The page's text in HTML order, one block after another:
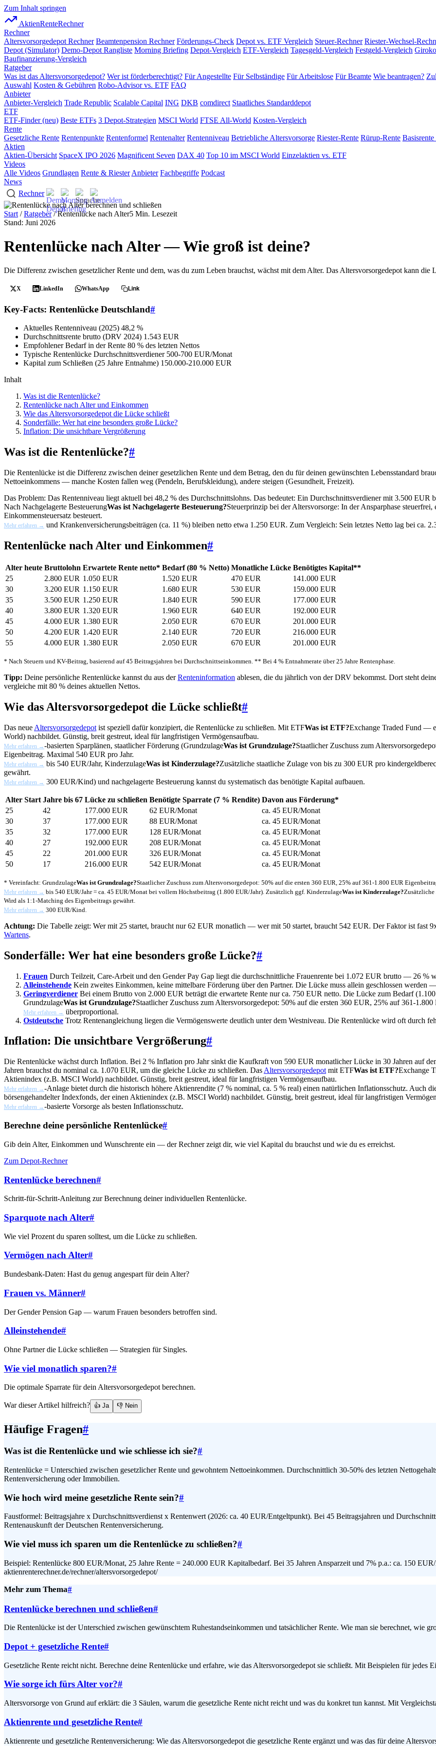
Zum Inhalt springen
AktienRenteRechner
Rechner
Altersvorsorgedepot Rechner Beamtenpension Rechner Förderungs-Check Depot vs. ETF Vergleich Steuer-Rechner Riester-Wechsel-
Depot (Simulator) Demo-Depot Rangliste Morning Briefing Depot-Vergleich ETF-Vergleich Tagesgeld-Vergleich Festgeld-Vergleich
Baufinanzierung-Vergleich
Ratgeber
Was ist das Altersvorsorgedepot? Wer ist förderberechtigt? Für Angestellte Für Selbständige Für Arbeitslose Für Beamte Wie beantragen?
Auswahl Kosten & Gebühren Robo-Advisor vs. ETF FAQ
Anbieter
Anbieter-Vergleich Trade Republic Scalable Capital ING DKB comdirect Staatliches Standarddepot
ETF
ETF-Finder (neu) Beste ETFs 3 Depot-Strategien MSCI World FTSE All-World Kosten-Vergleich
Rente
Gesetzliche Rente Rentenpunkte Rentenformel Rentenalter Rentenniveau Betriebliche Altersvorsorge Riester-Rente Rürup-Rente
Aktien
Aktien-Übersicht SpaceX IPO 2026 Magnificent Seven DAX 40 Top 10 im MSCI World Einzelaktien vs. ETF
Videos
Alle Videos Grundlagen Rente & Riester Anbieter Fachbegriffe Podcast
News
Rechner
Start /Ratgeber/ Rentenlücke nach Alter5 Min. Lesezeit
Stand: Juni 2026
Rentenlücke nach Alter — Wie groß ist deine?
Die Differenz zwischen gesetzlicher Rente und dem, was du zum Leben brauchst, wächst mit dem Alter. Das Altersvorsorgedepot kann die
X LinkedIn WhatsApp Link
Key-Facts: Rentenlücke Deutschland#
Aktuelles Rentenniveau (2025) 48,2 %
Durchschnittsrente brutto (DRV 2024) 1.543 EUR
Empfohlener Bedarf in der Rente 80 % des letzten Nettos
Typische Rentenlücke Durchschnittsverdiener 500-700 EUR/Monat
Kapital zum Schließen (25 Jahre Entnahme) 150.000-210.000 EUR
Inhalt
Was ist die Rentenlücke?
Rentenlücke nach Alter und Einkommen
Wie das Altersvorsorgedepot die Lücke schließt
Sonderfälle: Wer hat eine besonders große Lücke?
Inflation: Die unsichtbare Vergrößerung
Was ist die Rentenlücke?#
Die Rentenlücke ist die Differenz zwischen deiner gesetzlichen Rente und dem Betrag, den du für deinen gewünschten Lebensstandard
Nettoeinkommens — manche Kosten fallen weg (Pendeln, Berufskleidung), andere steigen (Gesundheit, Freizeit).
Das Problem: Das Rentenniveau liegt aktuell bei 48,2 % des Durchschnittslohns. Das bedeutet: Ein Durchschnittsverdiener mit 3.500
Nach Nachgelagerte BesteuerungWas ist Nachgelagerte Besteuerung?Steuerprinzip bei der Altersvorsorge: In der Ansparphase
Einkommensteuersatz besteuert.
Mehr erfahren → und Krankenversicherungsbeiträgen (ca. 11 %) bleiben netto etwa 1.250 EUR. Zum Vergleich: Sein letztes Netto lag bei
Rentenlücke nach Alter und Einkommen#
Alter heute Bruttolohn Erwartete Rente netto* Bedarf (80 % Netto) Monatliche Lücke Benötigtes Kapital**
25
2.800 EUR 1.050 EUR 1.520 EUR 470 EUR
141.000 EUR
30
3.200 EUR 1.150 EUR 1.680 EUR 530 EUR
159.000 EUR
35
3.500 EUR 1.250 EUR 1.840 EUR 590 EUR
177.000 EUR
40
3.800 EUR 1.320 EUR 1.960 EUR 640 EUR
192.000 EUR
45
4.000 EUR 1.380 EUR 2.050 EUR 670 EUR
201.000 EUR
50
4.200 EUR 1.420 EUR 2.140 EUR 720 EUR
216.000 EUR
55
4.000 EUR 1.380 EUR 2.050 EUR 670 EUR 201.000 EUR
* Nach Steuern und KV-Beitrag, basierend auf 45 Beitragsjahren bei Durchschnittseinkommen. ** Bei 4 % Entnahmerate über 25 Jahre Rentenphase.
Tipp: Deine persönliche Rentenlücke kannst du aus derRenteninformation ablesen, die du jährlich von der DRV bekommst. Dort steht
vergleiche mit 80 % deines aktuellen Nettos.
Wie das Altersvorsorgedepot die Lücke schließt#
Das neue Altersvorsorgedepot ist speziell dafür konzipiert, die Rentenlücke zu schließen. Mit ETFWas ist ETF?Exchange Traded Fund —
World) nachbildet. Günstig, breit gestreut, ideal für langfristigen Vermögensaufbau.
Mehr erfahren →-basierten Sparplänen, staatlicher Förderung (GrundzulageWas ist Grundzulage?Staatlicher Zuschuss zum
Eigenbeitrag. Maximal 540 EUR pro Jahr.
Mehr erfahren → bis 540 EUR/Jahr, KinderzulageWas ist Kinderzulage?Zusätzliche staatliche Zulage von bis zu 300 EUR pro
gewährt.
Mehr erfahren → 300 EUR/Kind) und nachgelagerte Besteuerung kannst du systematisch das benötigte Kapital aufbauen.
Alter Start Jahre bis 67 Lücke zu schließen Benötigte Sparrate (7 % Rendite) Davon aus Förderung*
25
42 177.000 EUR 62 EUR/Monat
ca. 45 EUR/Monat
30
37 177.000 EUR 88 EUR/Monat
ca. 45 EUR/Monat
35
32 177.000 EUR 128 EUR/Monat
ca. 45 EUR/Monat
40
27 192.000 EUR 208 EUR/Monat
ca. 45 EUR/Monat
45
22 201.000 EUR 326 EUR/Monat
ca. 45 EUR/Monat
50
17 216.000 EUR 542 EUR/Monat ca. 45 EUR/Monat
* Vereinfacht: GrundzulageWas ist Grundzulage?Staatlicher Zuschuss zum Altersvorsorgedepot: 50% auf die ersten 360 EUR, 25% auf 361-1.800 EUR
Mehr erfahren → bis 540 EUR/Jahr = ca. 45 EUR/Monat bei vollem Höchstbeitrag (1.800 EUR/Jahr). Zusätzlich ggf. KinderzulageWas ist Kinderzulage?
Wird als 1:1-Matching des Eigenbeitrags gewährt.
Mehr erfahren → 300 EUR/Kind.
Achtung: Die Tabelle zeigt: Wer mit 25 startet, braucht nur 62 EUR monatlich — wer mit 50 startet, braucht 542 EUR. Der Faktor ist fast
Wartens.
Sonderfälle: Wer hat eine besonders große Lücke?#
Frauen Durch Teilzeit, Care-Arbeit und den Gender Pay Gap liegt die durchschnittliche Frauenrente bei 1.072 EUR brutto — 26 %
Alleinstehende Kein zweites Einkommen, keine mittelbare Förderung über den Partner. Die Lücke muss allein geschlossen werden
Geringverdiener Bei einem Brutto von 2.000 EUR beträgt die erwartete Rente nur ca. 750 EUR netto. Die Lücke zum Bedarf
GrundzulageWas ist Grundzulage?Staatlicher Zuschuss zum Altersvorsorgedepot: 50% auf die ersten 360 EUR, 25% auf 361-
Mehr erfahren → überproportional.
Ostdeutsche Trotz Rentenangleichung liegen die Vermögenswerte deutlich unter dem Westniveau. Die Rentenlücke wird oft durch
Inflation: Die unsichtbare Vergrößerung#
Die Rentenlücke wächst durch Inflation. Bei 2 % Inflation pro Jahr sinkt die Kaufkraft von 590 EUR monatlicher Lücke in 30 Jahren auf
Jahren brauchst du nominal ca. 1.070 EUR, um die gleiche Lücke zu schließen. Das Altersvorsorgedepot mit ETFWas ist ETF?Exchange
Aktienindex (z.B. MSCI World) nachbildet. Günstig, breit gestreut, ideal für langfristigen Vermögensaufbau.
Mehr erfahren →-Anlage bietet durch die historisch höhere Aktienrendite (7 % nominal, ca. 5 % real) einen natürlichen Inflationsschutz. Auch
börsengehandelter Indexfonds, der einen Aktienindex (z.B. MSCI World) nachbildet. Günstig, breit gestreut, ideal für langfristigen
Mehr erfahren →-basierte Vorsorge als besten Inflationsschutz.
Berechne deine persönliche Rentenlücke#
Gib dein Alter, Einkommen und Wunschrente ein — der Rechner zeigt dir, wie viel Kapital du brauchst und wie du es erreichst.
Zum Depot-Rechner
Rentenlücke berechnen#
Schritt-für-Schritt-Anleitung zur Berechnung deiner individuellen Rentenlücke.
Sparquote nach Alter#
Wie viel Prozent du sparen solltest, um die Lücke zu schließen.
Vermögen nach Alter#
Bundesbank-Daten: Hast du genug angespart für dein Alter?
Frauen vs. Männer#
Der Gender Pension Gap — warum Frauen besonders betroffen sind.
Alleinstehende#
Ohne Partner die Lücke schließen — Strategien für Singles.
Wie viel monatlich sparen?#
Die optimale Sparrate für dein Altersvorsorgedepot berechnen.
War dieser Artikel hilfreich? 👍 Ja 👎 Nein
Häufige Fragen#
Was ist die Rentenlücke und wie schliesse ich sie?#
Rentenlücke = Unterschied zwischen gesetzlicher Rente und gewohntem Nettoeinkommen. Durchschnittlich 30-50% des letzten
Rentenversicherung oder Immobilien.
Wie hoch wird meine gesetzliche Rente sein?#
Faustformel: Beitragsjahre x Durchschnittsverdienst x Rentenwert (2026: ca. 40 EUR/Entgeltpunkt). Bei 45 Beitragsjahren und
Rentenauskunft der Deutschen Rentenversicherung.
Wie viel muss ich sparen um die Rentenlücke zu schließen?#
Beispiel: Rentenlücke 800 EUR/Monat, 25 Jahre Rente = 240.000 EUR Kapitalbedarf. Bei 35 Jahren Ansparzeit und 7% p.a.: ca. 150
aktienrenterechner.de/rechner/altersvorsorgedepot/
Mehr zum Thema#
Rentenlücke berechnen und schließen#
Die Rentenlücke ist der Unterschied zwischen gewünschtem Ruhestandseinkommen und tatsächlicher Rente. Wie man sie berechnet, wie
Depot + gesetzliche Rente#
Gesetzliche Rente reicht nicht. Berechne deine Rentenlücke und erfahre, wie das Altersvorsorgedepot sie schließt. Mit Beispielen für jedes
Wie sorge ich fürs Alter vor?#
Altersvorsorge von Grund auf erklärt: die 3 Säulen, warum die gesetzliche Rente nicht reicht und was du konkret tun kannst. Mit
Aktienrente und gesetzliche Rente#
Aktienrente und gesetzliche Rentenversicherung: Wie das Altersvorsorgedepot die gesetzliche Rente ergänzt und was das für deine